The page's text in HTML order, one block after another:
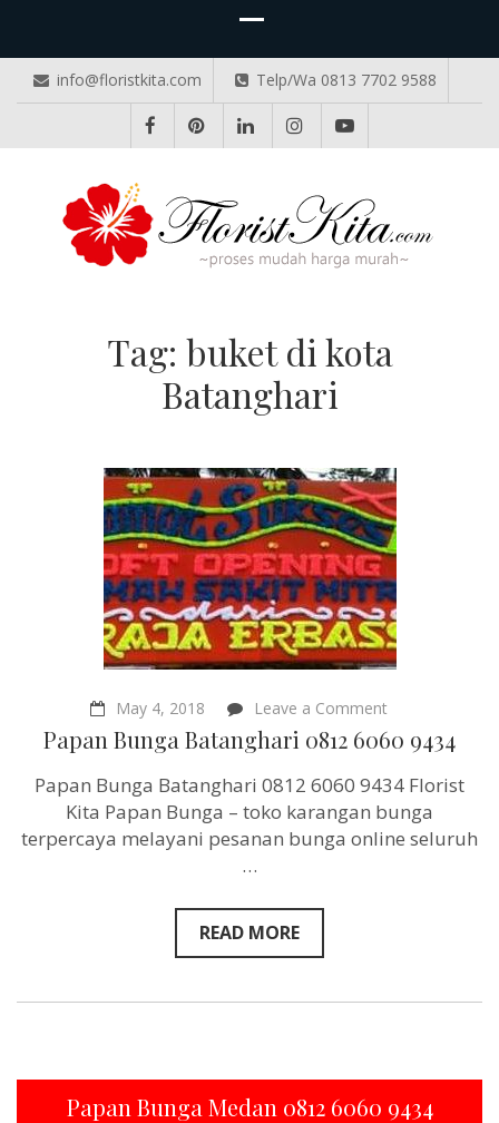
info@floristkita.com Telp/Wa 0813 7702 9588
Tag: buket di kota
Batanghari
May 4, 2018 Leave a Commenton
Papan
Bunga
0812
9434
Papan Bunga Batanghari 0812 6060 9434
Papan Bunga Batanghari 0812 6060 9434 Florist
Kita Papan Bunga – toko karangan bunga
terpercaya melayani pesanan bunga online seluruh
…
READ MORE
Papan Bunga Medan 0812 6060 9434